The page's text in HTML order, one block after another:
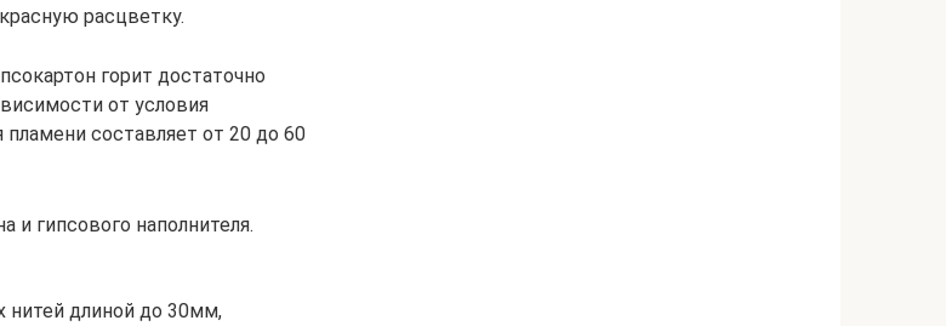
расцветку.
горит достаточно
от условия
составляет от 20 до 60
и гипсового наполнителя.
нитей длиной до 30мм,